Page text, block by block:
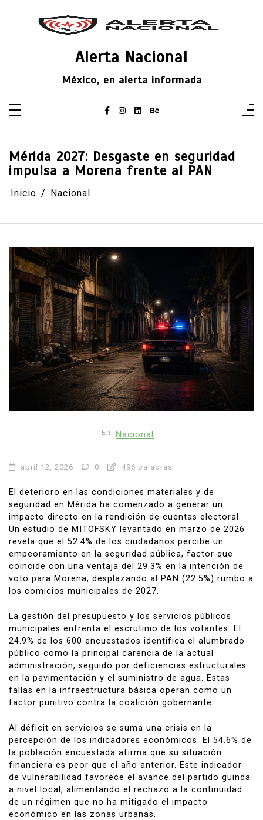
Alerta Nacional
México, en alerta informada
Mérida 2027: Desgaste en seguridad
impulsa a Morena frente al PAN
Inicio Nacional
En Nacional
abril 12, 2026 0 496 palabras
El deterioro en las condiciones materiales y de
seguridad en Mérida ha comenzado a generar un
impacto directo en la rendición de cuentas electoral.
Un estudio de MITOFSKY levantado en marzo de 2026
revela que el 52.4% de los ciudadanos percibe un
empeoramiento en la seguridad pública, factor que
coincide con una ventaja del 29.3% en la intención de
voto para Morena, desplazando al PAN (22.5%) rumbo a
los comicios municipales de 2027.
La gestión del presupuesto y los servicios públicos
municipales enfrenta el escrutinio de los votantes. El
24.9% de los 600 encuestados identifica el alumbrado
público como la principal carencia de la actual
administración, seguido por deficiencias estructurales
en la pavimentación y el suministro de agua. Estas
fallas en la infraestructura básica operan como un
factor punitivo contra la coalición gobernante.
Al déficit en servicios se suma una crisis en la
percepción de los indicadores económicos. El 54.6% de
la población encuestada afirma que su situación
financiera es peor que el año anterior. Este indicador
de vulnerabilidad favorece el avance del partido guinda
a nivel local, alimentando el rechazo a la continuidad
de un régimen que no ha mitigado el impacto
económico en las zonas urbanas.